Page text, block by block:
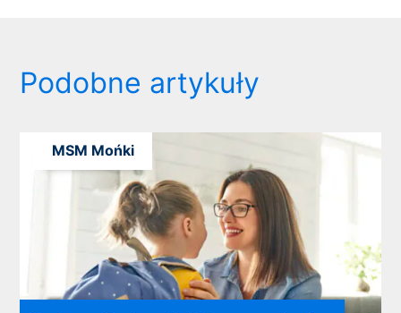
Podobne artykuły
MSM Mońki